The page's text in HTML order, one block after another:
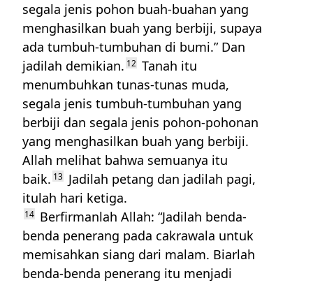
segala jenis pohon buah-buahan yang
menghasilkan buah yang berbiji, supaya
ada tumbuh-tumbuhan di bumi.” Dan
jadilah demikian. 12 Tanah itu
menumbuhkan tunas-tunas muda,
segala jenis tumbuh-tumbuhan yang
berbiji dan segala jenis pohon-pohonan
yang menghasilkan buah yang berbiji.
Allah melihat bahwa semuanya itu
baik. 13
Jadilah petang dan jadilah pagi,
itulah hari ketiga.
14 Berfirmanlah Allah: “Jadilah benda-
benda penerang pada cakrawala untuk
memisahkan siang dari malam. Biarlah
benda-benda penerang itu menjadi